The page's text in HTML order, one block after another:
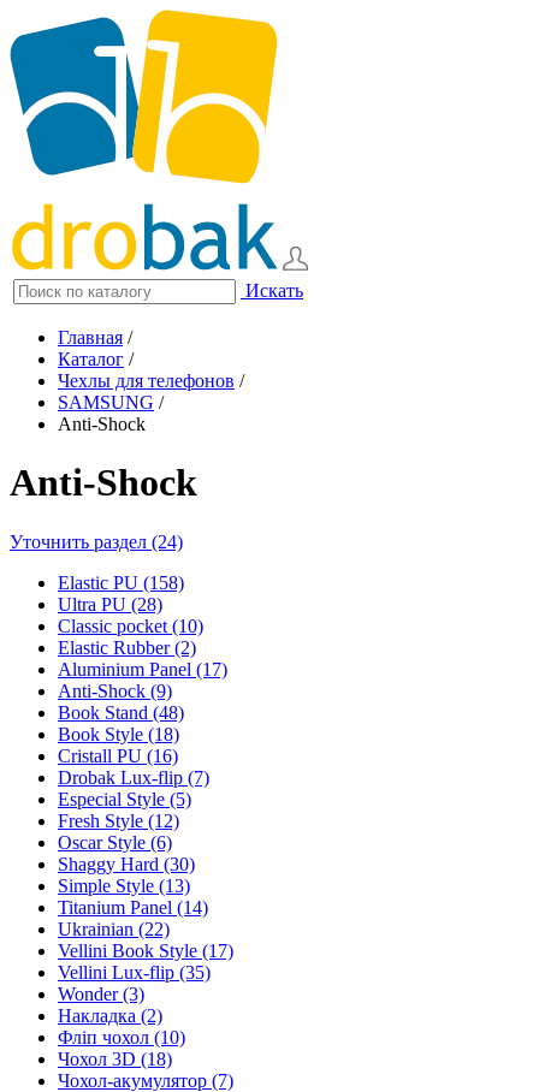
Искать
Главная /
Каталог /
Чехлы для телефонов /
SAMSUNG /
Anti-Shock
Anti-Shock
Уточнить раздел (24)
Elastic PU (158)
Ultra PU (28)
Classic pocket (10)
Elastic Rubber (2)
Aluminium Panel (17)
Anti-Shock (9)
Book Stand (48)
Book Style (18)
Cristall PU (16)
Drobak Lux-flip (7)
Especial Style (5)
Fresh Style (12)
Oscar Style (6)
Shaggy Hard (30)
Simple Style (13)
Titanium Panel (14)
Ukrainian (22)
Vellini Book Style (17)
Vellini Lux-flip (35)
Wonder (3)
Накладка (2)
Фліп чохол (10)
Чохол 3D (18)
Чохол-акумулятор (7)